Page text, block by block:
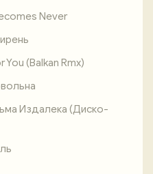
Never
You (Balkan Rmx)
Издалека (Диско-